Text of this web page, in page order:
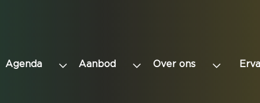
Agenda Aanbod Over ons